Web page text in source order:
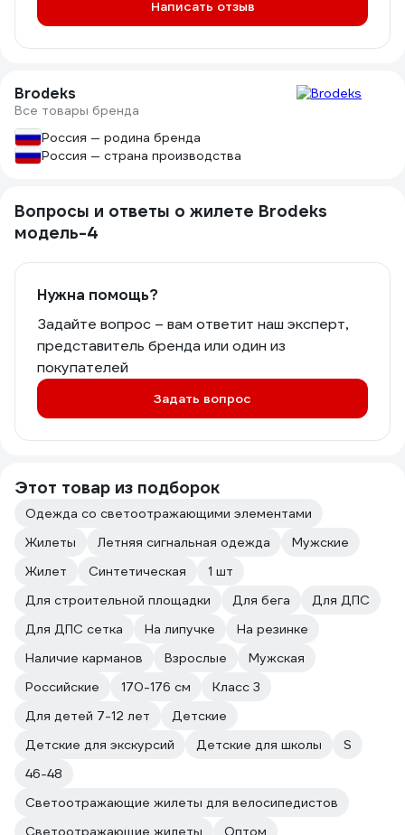
Написать отзыв
Brodeks
Все товары бренда
Россия — родина бренда
Россия — страна производства
Вопросы и ответы о жилете Brodeks
модель-4
Нужна помощь?
Задайте вопрос – вам ответит наш эксперт,
представитель бренда или один из
покупателей
Задать вопрос
Этот товар из подборок
Одежда со светоотражающими элементами
Жилеты
Летняя сигнальная одежда
Мужские
Жилет
Синтетическая
1 шт
Для строительной площадки
Для бега
Для ДПС
Для ДПС сетка
На липучке
На резинке
Наличие карманов
Взрослые
Мужская
Российские
170-176 см
Класс 3
Для детей 7-12 лет
Детские
Детские для экскурсий
Детские для школы
S
46-48
Светоотражающие жилеты для велосипедистов
Светоотражающие жилеты
Оптом